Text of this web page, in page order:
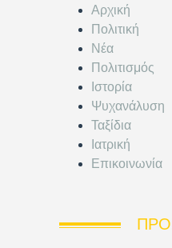
Αρχική
Πολιτική
Νέα
Πολιτισμός
Ιστορία
Ψυχανάλυση
Ταξίδια
Ιατρική
Επικοινωνία